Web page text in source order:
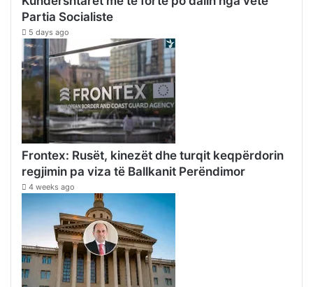
Partia Socialiste
5 days ago
Frontex: Rusët, kinezët dhe turqit keqpërdorin
regjimin pa viza të Ballkanit Perëndimor
4 weeks ago